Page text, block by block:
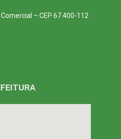
– CEP 67.400-112